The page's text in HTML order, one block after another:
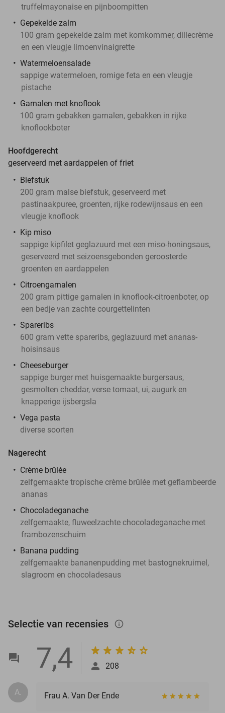
truffelmayonaise en pijnboompitten
Gepekelde zalm
100 gram gepekelde zalm met komkommer, dillecrème
en een vleugje limoenvinaigrette
Watermeloensalade
sappige watermeloen, romige feta en een vleugje
pistache
Garnalen met knoflook
100 gram gebakken garnalen, gebakken in rijke
knoflookboter
Hoofdgerecht
geserveerd met aardappelen of friet
Biefstuk
200 gram malse biefstuk, geserveerd met
pastinaakpuree, groenten, rijke rodewijnsaus en een
vleugje knoflook
Kip miso
sappige kipfilet geglazuurd met een miso-honingsaus,
geserveerd met seizoensgebonden geroosterde
groenten en aardappelen
Citroengarnalen
200 gram pittige garnalen in knoflook-citroenboter, op
een bedje van zachte courgettelinten
Spareribs
600 gram vette spareribs, geglazuurd met ananas-
hoisinsaus
Cheeseburger
sappige burger met huisgemaakte burgersaus,
gesmolten cheddar, verse tomaat, ui, augurk en
knapperige ijsbergsla
Vega pasta
diverse soorten
Nagerecht
Crème brûlée
zelfgemaakte tropische crème brûlée met geflambeerde
ananas
Chocoladeganache
zelfgemaakte, fluweelzachte chocoladeganache met
frambozenschuim
Banana pudding
zelfgemaakte bananenpudding met bastognekruimel,
slagroom en chocoladesaus
Selectie van recensies info_outlined
7,4 208
A. Frau A. Van Der Ende